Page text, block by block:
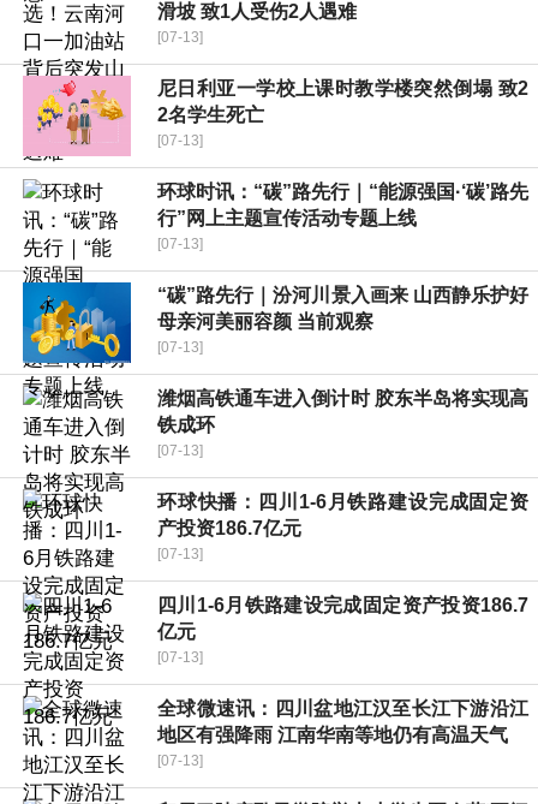
滑坡 致1人受伤2人遇难
[07-13]
尼日利亚一学校上课时教学楼突然倒塌 致2
2名学生死亡
[07-13]
环球时讯：“碳”路先行｜“能源强国·‘碳’路先
行”网上主题宣传活动专题上线
[07-13]
“碳”路先行｜汾河川景入画来 山西静乐护好
母亲河美丽容颜 当前观察
[07-13]
潍烟高铁通车进入倒计时 胶东半岛将实现高
铁成环
[07-13]
环球快播：四川1-6月铁路建设完成固定资
产投资186.7亿元
[07-13]
四川1-6月铁路建设完成固定资产投资186.7
亿元
[07-13]
全球微速讯：四川盆地江汉至长江下游沿江
地区有强降雨 江南华南等地仍有高温天气
[07-13]